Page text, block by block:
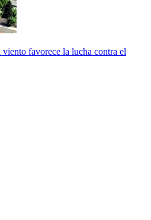
favorece la lucha contra el